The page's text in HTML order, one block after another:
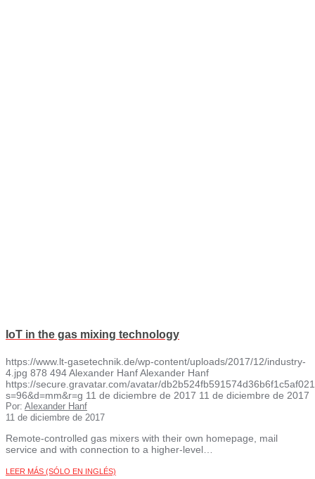
IoT in the gas mixing technology
https://www.lt-gasetechnik.de/wp-content/uploads/2017/12/industry-
4.jpg 878 494Alexander HanfAlexander Hanf
https://secure.gravatar.com/avatar/
s=96&d=mm&r=g 11 de diciembre de 2017 11 de diciembre de 2017
Por: Alexander Hanf
11 de diciembre de 2017
Remote-controlled gas mixers with their own homepage, mail
service and with connection to a higher-level…
LEER MÁS (SÓLO EN INGLÉS)